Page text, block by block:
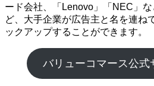
ード会社、「Lenovo」「NEC」
ど、大手企業が広告主と名を連ね
ックアップすることができます。
バリューコマース公式